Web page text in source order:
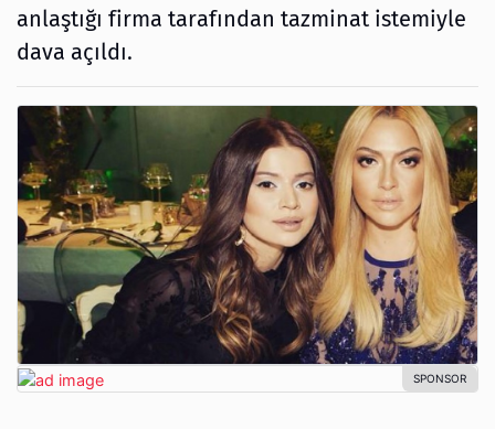
anlaştığı firma tarafından tazminat istemiyle
dava açıldı.